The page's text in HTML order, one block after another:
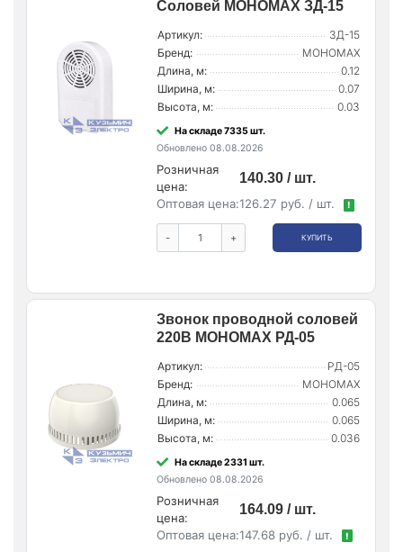
Соловей МОНОМАХ ЗД-15
Артикул:
ЗД-15
Бренд:
МОНОМАХ
Длина, м:
0.12
Ширина, м:
0.07
Высота, м:
0.03
На складе 7335 шт.
Обновлено 08.08.2026
Розничная
цена:
140.30 / шт.
Оптовая цена:126.27 руб. / шт. !
- + КУПИТЬ
Звонок проводной соловей
220В МОНОМАХ РД-05
Артикул:
РД-05
Бренд:
МОНОМАХ
Длина, м:
0.065
Ширина, м:
0.065
Высота, м:
0.036
На складе 2331 шт.
Обновлено 08.08.2026
Розничная
цена:
164.09 / шт.
Оптовая цена:147.68 руб. / шт. !